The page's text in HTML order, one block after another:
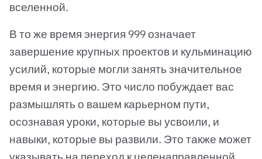
вселенной.
В то же время энергия 999 означает
завершение крупных проектов и кульминацию
усилий, которые могли занять значительное
время и энергию. Это число побуждает вас
размышлять о вашем карьерном пути,
осознавая уроки, которые вы усвоили, и
навыки, которые вы развили. Это также может